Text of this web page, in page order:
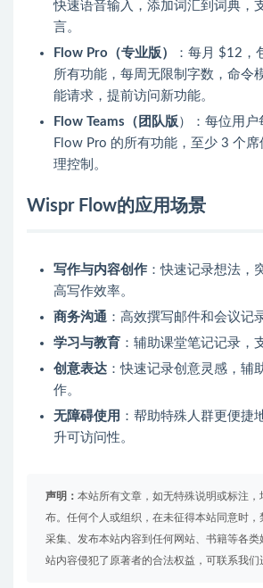
快速语音输入，添加词汇到词典，
言。
Flow Pro（专业版）
：每月 $12，
所有功能，每周无限制字数，命令
能请求，提前访问新功能。
Flow Teams（团队版 ）：每位用
Flow Pro 的所有功能，至少 3 个
理控制。
Wispr Flow的应用场景
写作与内容创作 ：快速记录想法，
高写作效率。
商务沟通 ：高效撰写邮件和会议记
学习与教育 ：辅助课堂笔记记录，
创意表达 ：快速记录创意灵感，辅
作。
无障碍使用 ：帮助特殊人群更便捷
升可访问性。
声明： 本站所有文章，如无特殊说明或标注，
布。任何个人或组织，在未征得本站同意时，
采集、发布本站内容到任何网站、书籍等各类
站内容侵犯了原著者的合法权益，可联系我们